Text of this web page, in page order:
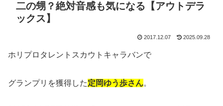
二の甥？絶対音感も気になる【アウトデラ
ックス】
2017.12.07 2025.09.28
ホリプロタレントスカウトキャラバンで
グランプリを獲得した定岡ゆう歩さん。